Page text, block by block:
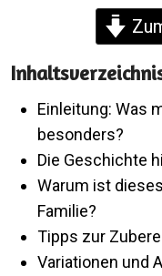
Einleitung: Was
besonders?
Die Geschichte
Warum ist
Familie?
Tipps zur
Variationen und